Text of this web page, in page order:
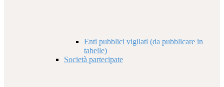
Enti pubblici vigilati (da pubblicare in
tabelle)
Società partecipate